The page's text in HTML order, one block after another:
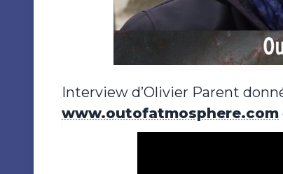
Interview d’Olivier Parent
www.outofatmosphere.com